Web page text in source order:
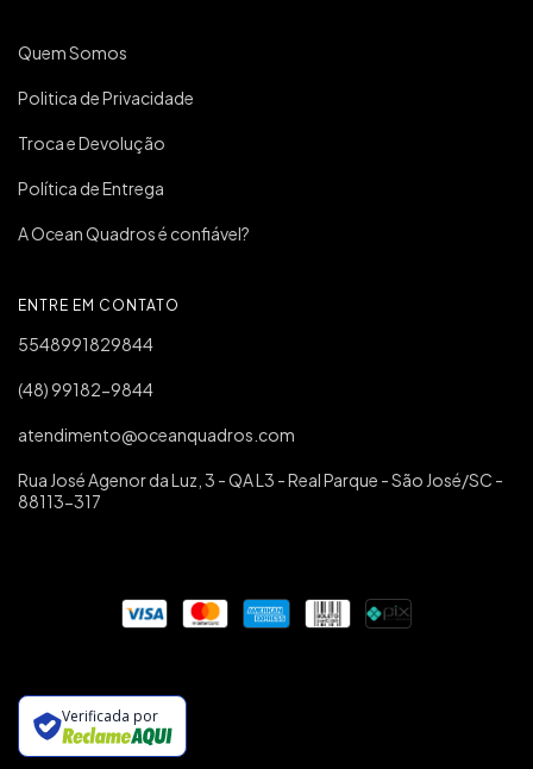
Quem Somos
Politica de Privacidade
Troca e Devolução
Política de Entrega
A Ocean Quadros é confiável?
ENTRE EM CONTATO
5548991829844
(48) 99182-9844
atendimento@oceanquadros.com
Rua José Agenor da Luz, 3 - QA L3 - Real Parque - São José/SC -
88113-317
Verificada por